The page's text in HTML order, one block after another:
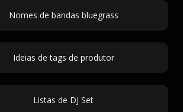
Nomes de bandas bluegrass
Ideias de tags de produtor
Listas de DJ Set